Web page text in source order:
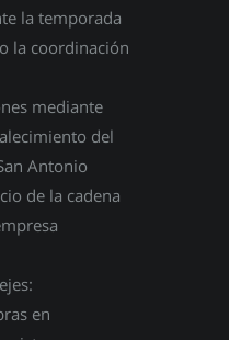
la temporada
la coordinación
mediante
del
Antonio
de la cadena
en